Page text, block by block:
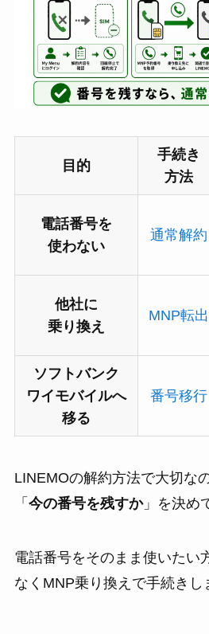
目的
手続き
方法
電話番号を
使わない
通常解約
他社に
乗り換え
MNP転出
ソフトバンク
ワイモバイルへ
移る
番号移行
LINEMOの解約方法で大切な
「 今の番号を残すか」を決め
電話番号をそのまま使いたい
なくMNP乗り換えで手続きし